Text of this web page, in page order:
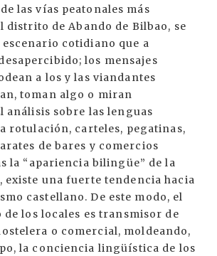
las vías peatonales más
distrito de Abando de Bilbao, se
cotidiano que a
los mensajes
a los y las viandantes
toman algo o miran
análisis sobre las lenguas
rotulación, carteles, pegatinas,
de bares y comercios
la “apariencia bilingüe” de la
existe una fuerte tendencia hacia
castellano. De este modo, el
de los locales es transmisor de
o comercial, moldeando,
la conciencia lingüística de los